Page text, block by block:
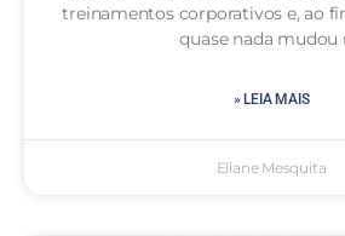
treinamentos corporativos e, ao
quase nada mudou
» LEIA MAIS
Eliane Mesquita